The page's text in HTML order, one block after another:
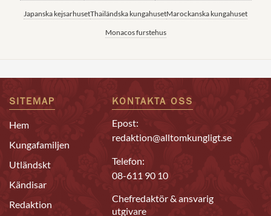
Japanska kejsarhusetThailändska kungahusetMarockanska kungahuset
Monacos furstehus
SITEMAP
Hem
Kungafamiljen
Utländskt
Kändisar
Redaktion
KONTAKTA OSS
Epost:
redaktion@alltomkungligt.se
Telefon:
08-611 90 10
Chefredaktör & ansvarig
utgivare